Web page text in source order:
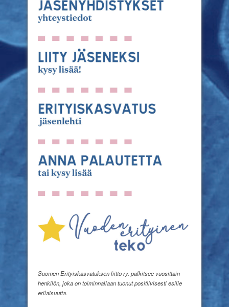
Suomen Erityiskasvatuksen liitto ry. palkitsee vuosittain
henkilön, joka on toiminnallaan tuonut positiivisesti esille
erilaisuutta.